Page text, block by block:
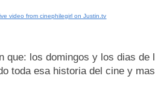
video from cinephilegirl on Justin.tv
que: los domingos y los dias de
toda esa historia del cine y